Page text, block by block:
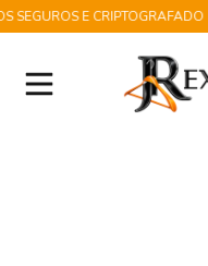
E CRIPTOGRAFADO